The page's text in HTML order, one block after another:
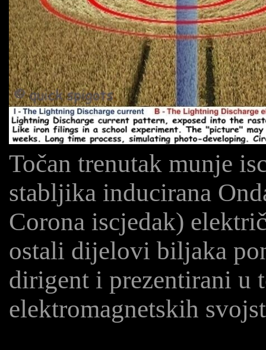
Točan trenutak munje
stabljika inducirana
Corona iscjedak)
ostali dijelovi biljaka
dirigent i prezentirani u
elektromagnetskih